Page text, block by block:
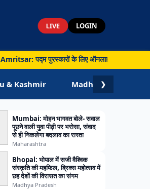
LIVE LOGIN
पद्म पुरस्कारों के लिए ऑनलाइन नामांकन
& Kashmir Madhya Pradesh
❯
Mumbai: मोहन भागवत बोले- सवाल
पूछने वाली युवा पीढ़ी पर भरोसा, संवाद
से ही निकलेगा बदलाव का रास्ता
Maharashtra
Bhopal: भोपाल में सजी वैश्विक
संस्कृति की महफिल, ब्रिक्स महोत्सव में
छह देशों की विरासत का संगम
Madhya Pradesh